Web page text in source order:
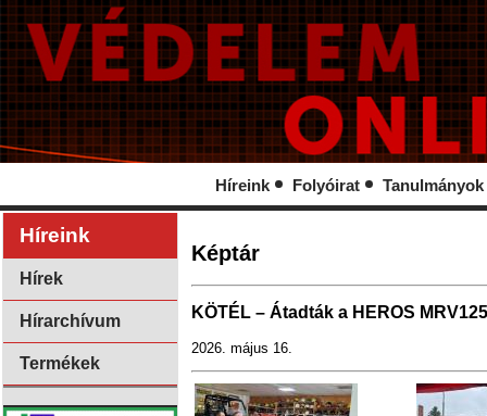
Híreink Folyóirat Tanulmányok
Híreink
Hírek
Hírarchívum
Termékek
Képtár
KÖTÉL – Átadták a HEROS
2026. május 16.